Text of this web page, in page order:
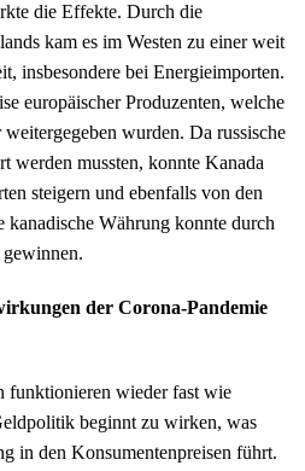
die Effekte. Durch die
kam es im Westen zu einer weit
insbesondere bei Energieimporten.
europäischer Produzenten, welche
wurden. Da russische
werden mussten, konnte Kanada
steigern und ebenfalls von den
Währung konnte durch
der Corona-Pandemie
funktionieren wieder fast wie
beginnt zu wirken, was
in den Konsumentenpreisen führt.